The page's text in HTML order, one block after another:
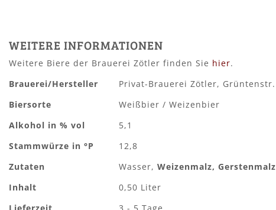
Bildergalerie
springen
WEITERE INFORMATIONEN
Weitere Biere der Brauerei Zötler finden Sie hier.
Mehr
Brauerei/Hersteller
Privat-Brauerei Zötler,
Biersorte
Weißbier / Weizenbier
Alkohol in % vol
5,1
Stammwürze in °P
12,8
Zutaten
Wasser, Weizenmalz,
Inhalt
0,50 Liter
Lieferzeit
3 - 5 Tage